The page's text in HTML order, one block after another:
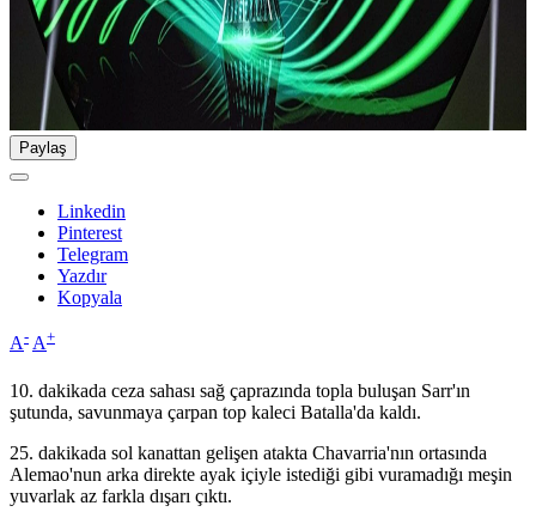
Paylaş
Linkedin
Pinterest
Telegram
Yazdır
Kopyala
A- A+
10. dakikada ceza sahası sağ çaprazında topla buluşan Sarr'ın
şutunda, savunmaya çarpan top kaleci Batalla'da kaldı.
25. dakikada sol kanattan gelişen atakta Chavarria'nın ortasında
Alemao'nun arka direkte ayak içiyle istediği gibi vuramadığı meşin
yuvarlak az farkla dışarı çıktı.